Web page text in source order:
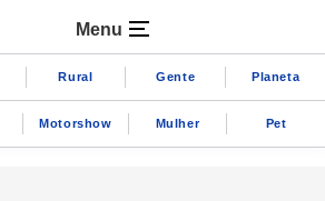
Menu
Rural Gente Planeta
Motorshow Mulher Pet